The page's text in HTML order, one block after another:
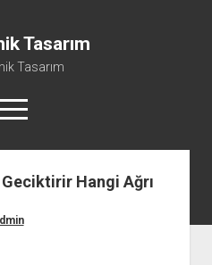
Tasarım
Tasarım
Görme Programsız
Hangi Ağrı